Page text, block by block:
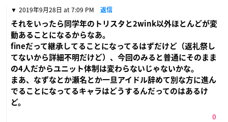
2019年9月28日 at 7:09 PM 返信
それをいったら同学年のトリスタと2wink以外ほとんどが変
動あることになるからなあ。
fineだって継承してることになってるはずだけど（返礼祭し
てないから詳細不明だけど）、今回のみると普通にそのまま
の4人だからユニット体制は変わらないじゃないかな。
まあ、なずなとか瀬名とか一旦アイドル辞めて別な方に進ん
でることになってるキャラはどうするんだってのはあるけ
ど。
0